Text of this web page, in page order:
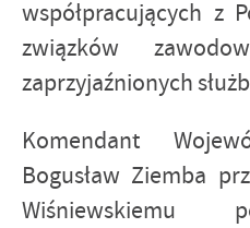
współpracujących z
związków
zaprzyjaźnionych
Komendant
Bogusław Ziemba
Wiśniewskiemu